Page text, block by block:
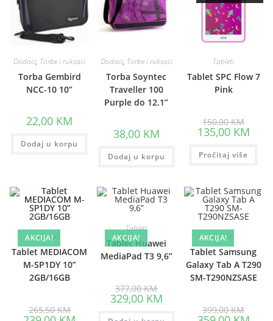
Dodaci, Torbe i ruksaci
Torba Gembird
NCC-10 10”
22,00 KM
Dodaj u korpu
Dodaci, Torbe i ruksaci
Torba Soyntec
Traveller 100
Purple do 12.1”
38,00 KM
Dodaj u korpu
Tableti
Tablet SPC Flow 7
Pink
150,00KM price
was:
150,00
135,00 KMprice
is:
Pročitaj više
AKCIJA!
Tableti
Tablet MEDIACOM
M-SP1DY 10”
2GB/16GB
265,50KMprice
AKCIJA!
Tableti
Tablet Huawei
MediaPad T3 9,6”
377,00KMprice
was:
377,00 KM.
329,00 KMCurrent
price
is:
AKCIJA!
Tableti
Tablet Samsung
Galaxy Tab A T290
SM-T290NZSASE
399,00KM price